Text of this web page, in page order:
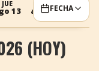
JUE
13
VIE
ago 14 ago 15
FECHA
(HOY)